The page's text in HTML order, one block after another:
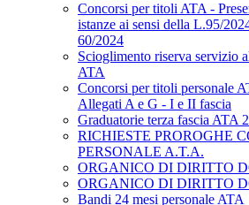
Concorsi per titoli ATA -
istanze ai sensi della L.95/
60/2024
Scioglimento riserva servizio
ATA
Concorsi per titoli personale
Allegati A e G - I e II fascia
Graduatorie terza fascia ATA
RICHIESTE PROROGHE
PERSONALE A.T.A.
ORGANICO DI DIRITTO
ORGANICO DI DIRITTO
Bandi 24 mesi personale ATA